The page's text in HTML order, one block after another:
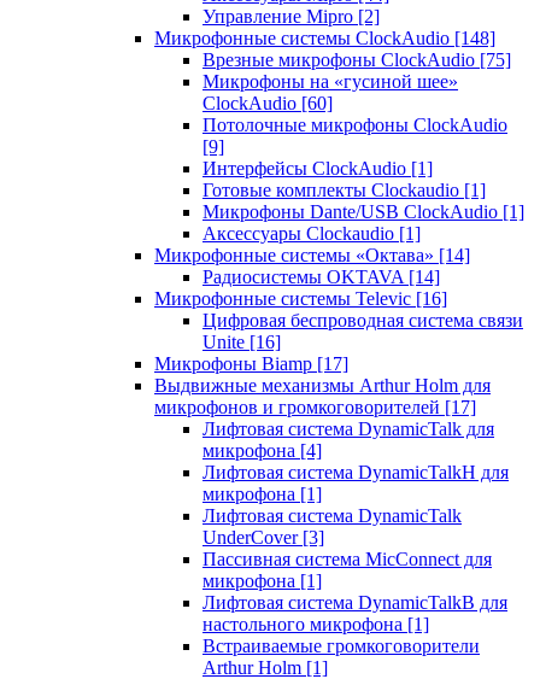
Управление Mipro [2]
Микрофонные системы ClockAudio [148]
Врезные микрофоны ClockAudio [75]
Микрофоны на «гусиной шее»
ClockAudio [60]
Потолочные микрофоны ClockAudio
[9]
Интерфейсы ClockAudio [1]
Готовые комплекты Clockaudio [1]
Микрофоны Dante/USB ClockAudio [1]
Аксессуары Clockaudio [1]
Микрофонные системы «Октава» [14]
Радиосистемы OKTAVA [14]
Микрофонные системы Televic [16]
Цифровая беспроводная система связи
Unite [16]
Микрофоны Biamp [17]
Выдвижные механизмы Arthur Holm для
микрофонов и громкоговорителей [17]
Лифтовая система DynamicTalk для
микрофона [4]
Лифтовая система DynamicTalkH для
микрофона [1]
Лифтовая система DynamicTalk
UnderCover [3]
Пассивная система MicConnect для
микрофона [1]
Лифтовая система DynamicTalkB для
настольного микрофона [1]
Встраиваемые громкоговорители
Arthur Holm [1]